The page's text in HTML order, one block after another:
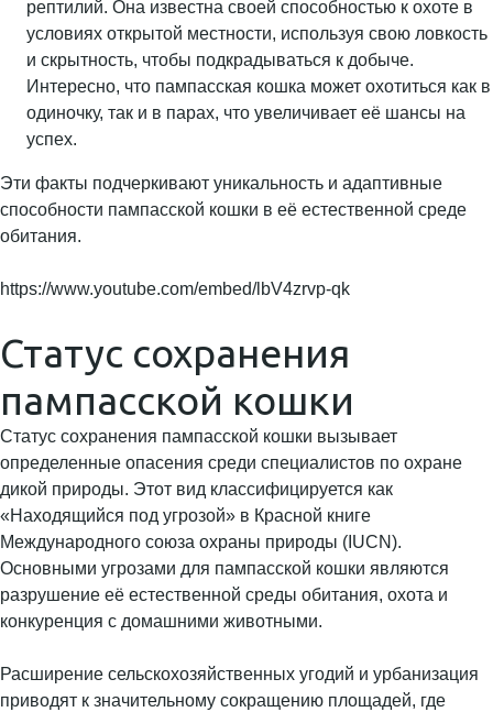
рептилий. Она известна своей способностью к охоте в
условиях открытой местности, используя свою ловкость
и скрытность, чтобы подкрадываться к добыче.
Интересно, что пампасская кошка может охотиться как в
одиночку, так и в парах, что увеличивает её шансы на
успех.
Эти факты подчеркивают уникальность и адаптивные
способности пампасской кошки в её естественной среде
обитания.
https://www.youtube.com/embed/lbV4zrvp-qk
Статус сохранения
пампасской кошки
Статус сохранения пампасской кошки вызывает
определенные опасения среди специалистов по охране
дикой природы. Этот вид классифицируется как
«Находящийся под угрозой» в Красной книге
Международного союза охраны природы (IUCN).
Основными угрозами для пампасской кошки являются
разрушение её естественной среды обитания, охота и
конкуренция с домашними животными.
Расширение сельскохозяйственных угодий и урбанизация
приводят к значительному сокращению площадей, где